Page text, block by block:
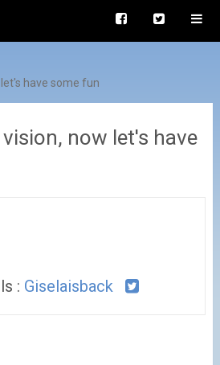
have some fun
now let's have
: Giselaisback